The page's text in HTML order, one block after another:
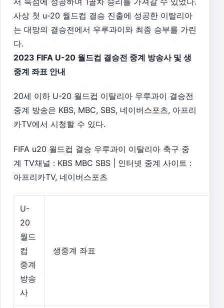
사상 첫 u-20 월드컵 결승 진출에 성공한 이탈리아
는 대망의 결승전에서 우루과이와 최종 승부를 가린
다.
2023 FIFA U-20 월드컵 결승전 중계 방송사 및 생
중계 좌표 안내
20세 이하 U-20 월드컵 이탈리아 우루과이 결승전
중계 방송은 KBS, MBC, SBS, 네이버스포츠, 아프리
카TV에서 시청할 수 있다.
FIFA u20 월드컵 결승 우루과이 이탈리아 축구 중
계 TV채널 : KBS MBC SBS | 인터넷 중계 사이트 :
아프리카TV, 네이버스포츠
U-
20
월드
컵
중계
방송
사
생중계 좌표